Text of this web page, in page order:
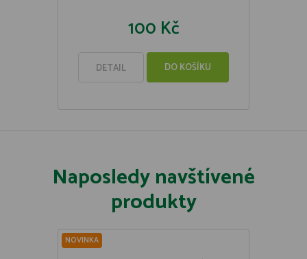
100 Kč
DETAIL DO KOŠÍKU
Naposledy navštívené
produkty
NOVINKA